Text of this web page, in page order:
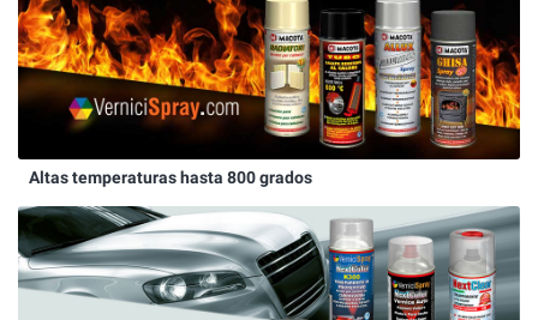
Altas temperaturas hasta 800 grados